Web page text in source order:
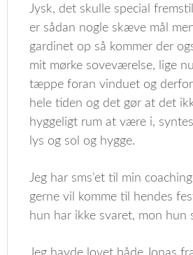
Jysk, det skulle special
er sådan nogle skæve mål
gardinet op så kommer der
mit mørke soveværelse, lige
tæppe foran vinduet og
hele tiden og det gør at det
hyggeligt rum at være i,
lys og sol og hygge.
Jeg har sms’et til min
gerne vil komme til hendes
hun har ikke svaret, mon hun